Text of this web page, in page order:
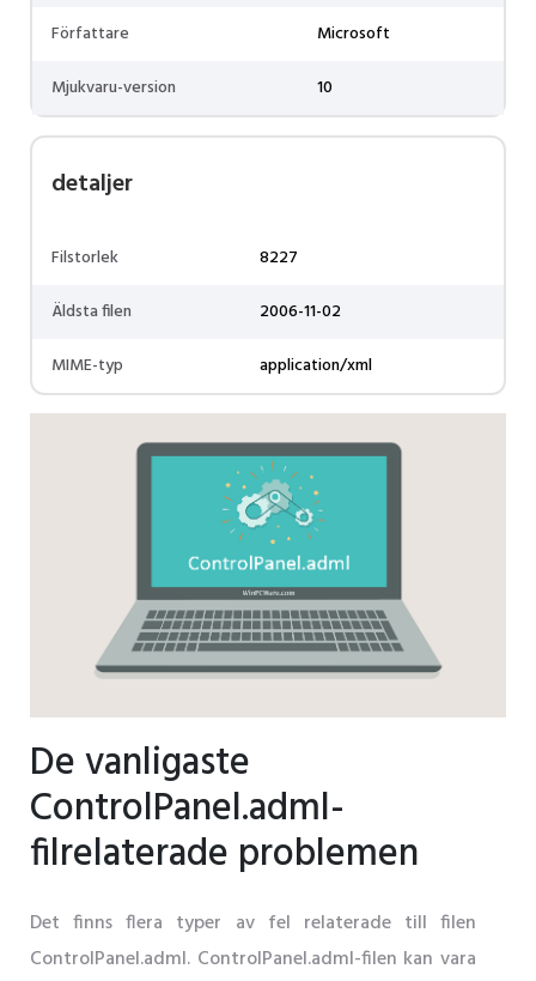
Författare
Microsoft
Mjukvaru-version
10
detaljer
Filstorlek
8227
Äldsta filen
2006-11-02
MIME-typ
application/xml
De vanligaste
ControlPanel.adml-
filrelaterade problemen
Det finns flera typer av fel relaterade till filen
ControlPanel.adml. ControlPanel.adml-filen kan vara